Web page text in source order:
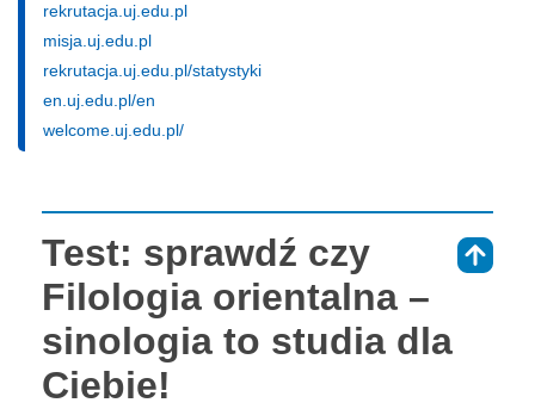
rekrutacja.uj.edu.pl
misja.uj.edu.pl
rekrutacja.uj.edu.pl/statystyki
en.uj.edu.pl/en
welcome.uj.edu.pl/
Test: sprawdź czy
Filologia orientalna –
sinologia to studia dla
Ciebie!